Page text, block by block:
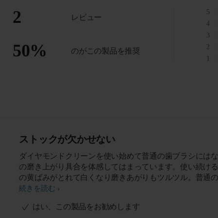
2 レビュー
50% のがこの製品を推奨
5
4
3
2
1
ストックが欠かせない
ダイヤモンドクリーンを使い始めて普通の歯ブラシには
の磨き上がり具合を体感してはまっています。使い続け
の黄ばみがとれて白くなり磨きあがりもツルツル。普通
ラシを使用していた時に感じてた歯のざらつきや磨き残し
ため変えブラシも欠かせません。ブラシヘッドを交換する
続きを読む
はい、この製品をお勧めします